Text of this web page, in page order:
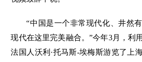
“中国是一个非常现代化、井然有
现代在这里完美融合。”今年3月，利
法国人沃利·托马斯-埃梅斯游览了上